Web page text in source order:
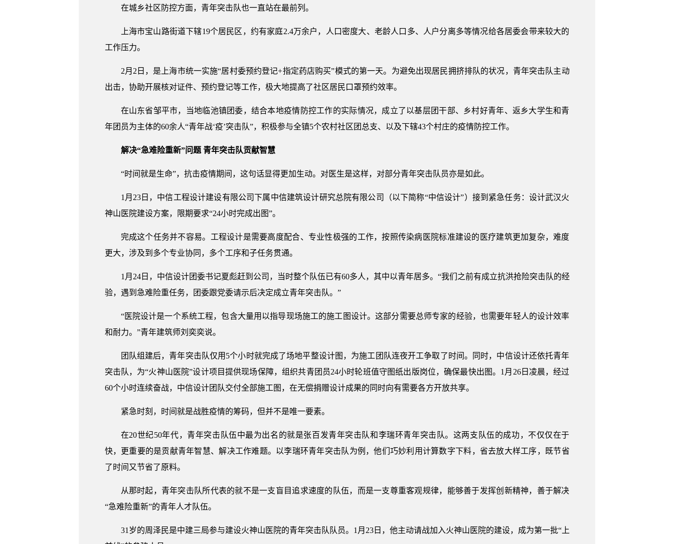
在城乡社区防控方面，青年突击队也一直站在最前列。
上海市宝山路街道下辖19个居民区，约有家庭2.4万余户，人口密度大、老龄人口多、人户分离多等情况给各居委会带来较大的
工作压力。
2月2日，是上海市统一实施“居村委预约登记+指定药店购买”模式的第一天。为避免出现居民拥挤排队的状况，青年突击队主动
出击，协助开展核对证件、预约登记等工作，极大地提高了社区居民口罩预约效率。
在山东省邹平市，当地临池镇团委，结合本地疫情防控工作的实际情况，成立了以基层团干部、乡村好青年、返乡大学生和青
年团员为主体的60余人“青年战‘疫’突击队”，积极参与全镇5个农村社区团总支、以及下辖43个村庄的疫情防控工作。
解决“急难险重新”问题 青年突击队贡献智慧
“时间就是生命”，抗击疫情期间，这句话显得更加生动。对医生是这样，对部分青年突击队员亦是如此。
1月23日，中信工程设计建设有限公司下属中信建筑设计研究总院有限公司（以下简称“中信设计”）接到紧急任务：设计武汉火
神山医院建设方案，限期要求“24小时完成出图”。
完成这个任务并不容易。工程设计是需要高度配合、专业性极强的工作，按照传染病医院标准建设的医疗建筑更加复杂，难度
更大，涉及到多个专业协同，多个工序和子任务贯通。
1月24日，中信设计团委书记夏彪赶到公司，当时整个队伍已有60多人，其中以青年居多。“我们之前有成立抗洪抢险突击队的经
验，遇到急难险重任务，团委跟党委请示后决定成立青年突击队。”
“医院设计是一个系统工程，包含大量用以指导现场施工的施工图设计。这部分需要总师专家的经验，也需要年轻人的设计效率
和耐力。”青年建筑师刘奕奕说。
团队组建后，青年突击队仅用5个小时就完成了场地平整设计图，为施工团队连夜开工争取了时间。同时，中信设计还依托青年
突击队，为“火神山医院”设计项目提供现场保障，组织共青团员24小时轮班值守图纸出版岗位，确保最快出图。1月26日凌晨，经过
60个小时连续奋战，中信设计团队交付全部施工图，在无偿捐赠设计成果的同时向有需要各方开放共享。
紧急时刻，时间就是战胜疫情的筹码，但并不是唯一要素。
在20世纪50年代，青年突击队伍中最为出名的就是张百发青年突击队和李瑞环青年突击队。这两支队伍的成功，不仅仅在于
快，更重要的是贡献青年智慧、解决工作难题。以李瑞环青年突击队为例，他们巧妙利用计算数字下料，省去放大样工序，既节省
了时间又节省了原料。
从那时起，青年突击队所代表的就不是一支盲目追求速度的队伍，而是一支尊重客观规律，能够善于发挥创新精神，善于解决
“急难险重新”的青年人才队伍。
31岁的周泽民是中建三局参与建设火神山医院的青年突击队队员。1月23日，他主动请战加入火神山医院的建设，成为第一批“上